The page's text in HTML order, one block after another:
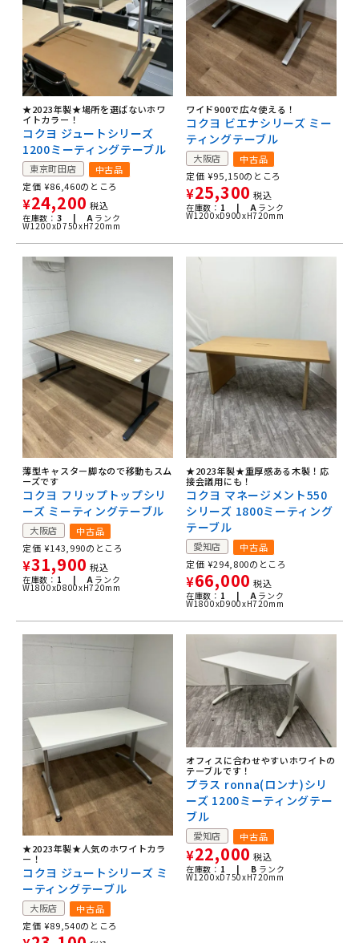
★2023年製★場所を選ばないホワ
イトカラー！
コクヨ ジュートシリーズ
1200ミーティングテーブル
東京町田店
中古品
定価 ¥86,460のところ
¥24,200 税込
在庫数： 3 | Aランク
W1200xD750xH720mm
ワイド900で広々使える！
コクヨ ビエナシリーズ ミー
ティングテーブル
大阪店
中古品
定価 ¥95,150のところ
¥25,300 税込
在庫数： 1 | Aランク
W1200xD900xH720mm
薄型キャスター脚なので移動もスム
ーズです
コクヨ フリップトップシリ
ーズ ミーティングテーブル
大阪店
中古品
定価 ¥143,990のところ
¥31,900 税込
在庫数： 1 | Aランク
W1800xD800xH720mm
★2023年製★重厚感ある木製！応
接会議用にも！
コクヨ マネージメント550
シリーズ 1800ミーティング
テーブル
愛知店
中古品
定価 ¥294,800のところ
¥66,000 税込
在庫数： 1 | Aランク
W1800xD900xH720mm
★2023年製★人気のホワイトカラ
ー！
コクヨ ジュートシリーズ ミ
ーティングテーブル
大阪店
中古品
定価 ¥89,540のところ
オフィスに合わせやすいホワイトの
テーブルです！
プラス ronna(ロンナ)シリ
ーズ 1200ミーティングテー
ブル
愛知店 中古品
¥22,000 税込
在庫数： 1 | B ランク
W1200xD750xH720mm